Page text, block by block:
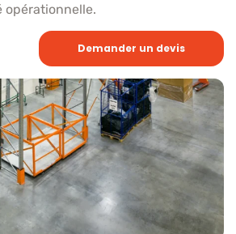
opérationnelle.
Demander un devis